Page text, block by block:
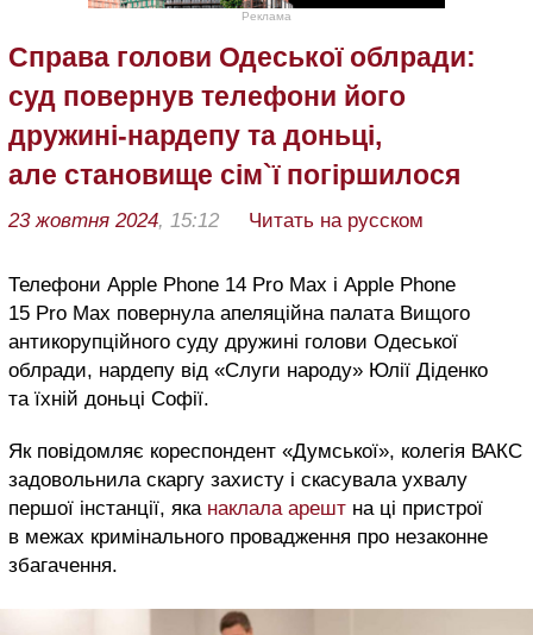
Реклама
Справа голови Одеської облради:
суд повернув телефони його
дружині-нардепу та доньці,
але становище сім`ї погіршилося
23 жовтня 2024, 15:12 Читать на русском
Телефони Apple Phone 14 Pro Max і Apple Phone
15 Pro Max повернула апеляційна палата Вищого
антикорупційного суду дружині голови Одеської
облради, нардепу від «Слуги народу» Юлії Діденко
та їхній доньці Софії.
Як повідомляє кореспондент «Думської», колегія ВАКС
задовольнила скаргу захисту і скасувала ухвалу
першої інстанції, яка наклала арешт на ці пристрої
в межах кримінального провадження про незаконне
збагачення.